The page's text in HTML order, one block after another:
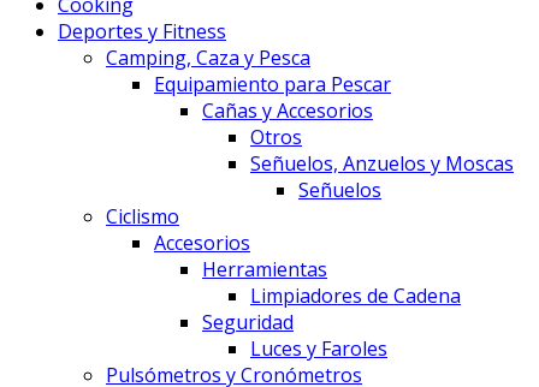
Deportes y Fitness
Camping, Caza y Pesca
Equipamiento para Pescar
Cañas y Accesorios
Otros
Señuelos, Anzuelos y Moscas
Señuelos
Ciclismo
Accesorios
Herramientas
Limpiadores de Cadena
Seguridad
Luces y Faroles
Pulsómetros y Cronómetros